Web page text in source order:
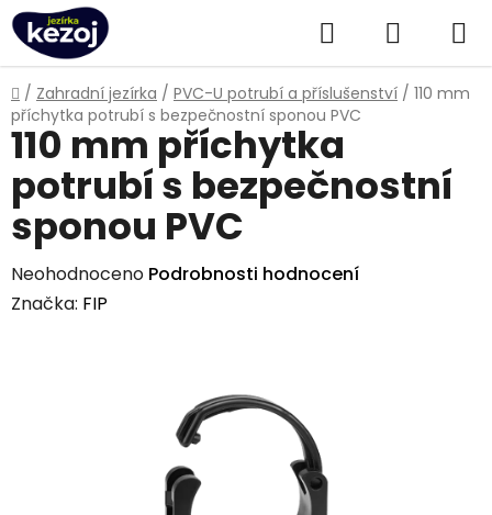
Přejít
na
obsah
Hledat
KOŠÍK
Domů
/ Zahradní jezírka / PVC-U potrubí a příslušenství / 110 mm
příchytka potrubí s bezpečnostní sponou PVC
110 mm příchytka
potrubí s bezpečnostní
sponou PVC
Průměrné
hodnocení
Neohodnoceno Podrobnosti hodnocení
Značka: FIP